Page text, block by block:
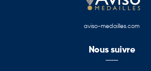
aviso-medailles.com
Nous suivre